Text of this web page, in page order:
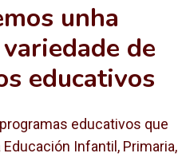
unha
de
educativos
educativos que
Educación Infantil, Primaria,